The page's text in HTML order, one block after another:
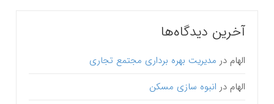
آخرین دیدگاه‌ها
الهام در مدیریت بهره برداری مجتمع تجاری
الهام در انبوه سازی مسکن